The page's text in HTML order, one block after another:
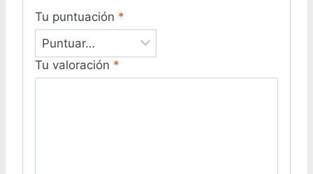
Tu puntuación *
Tu valoración *